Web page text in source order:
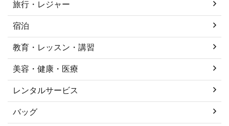
旅行・レジャー
宿泊
教育・レッスン・講習
美容・健康・医療
レンタルサービス
バッグ